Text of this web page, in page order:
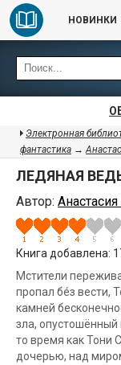
НОВИНКИ
Электронная
фантастика →
ЛЕДЯНАЯ
Автор:
Книга добавлена:
Мстители
пропал бéз вести,
камней
зла, опустошённый
то время как Тони
дочерью, над